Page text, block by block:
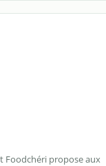
Foodchéri propose aux